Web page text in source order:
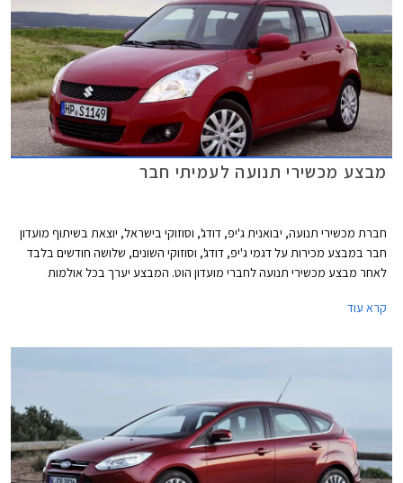
מבצע מכשירי תנועה לעמיתי חבר
חברת מכשירי תנועה, יבואנית ג'יפ, דודג', וסוזוקי בישראל, יוצאת בשיתוף מועדון
חבר במבצע מכירות על דגמי ג'יפ, דודג', וסוזוקי השונים, שלושה חודשים בלבד
לאחר מבצע מכשירי תנועה לחברי מועדון הוט. המבצע יערך בכל אולמות
ייהנו עמיתי חבר מהטבות שונות: הנחות על רכישת רכב חדש, הנחות אבזור
המבצע ייהנו גם מאפשרות לתשלום של עד 30,000 ₪ בכרטיס אשראי חבר
קרא עוד